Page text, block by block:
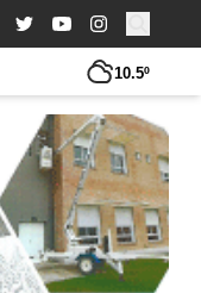
Buscar:
10.5º